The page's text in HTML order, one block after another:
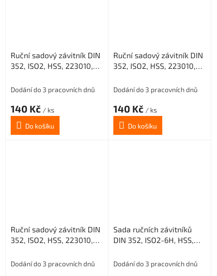
Ruční sadový závitník DIN
352, ISO2, HSS, 223010,
Dodání do 3 pracovních dnů
140 Kč / ks
Do košíku
Ruční sadový závitník DIN
352, ISO2, HSS, 223010,
Dodání do 3 pracovních dnů
140 Kč / ks
Do košíku
Ruční sadový závitník DIN
352, ISO2, HSS, 223010,
Dodání do 3 pracovních dnů
Sada ručních závitníků
DIN 352, ISO2-6H, HSS,
Dodání do 3 pracovních dnů